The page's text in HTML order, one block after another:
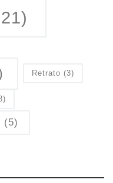
Retrato (3)
(5)